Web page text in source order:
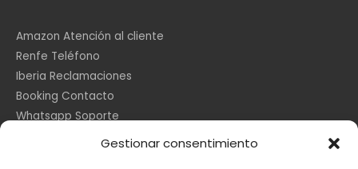
Gestionar consentimiento
Amazon Atención al cliente
Renfe Teléfono
Iberia Reclamaciones
Booking Contacto
Whatsapp Soporte